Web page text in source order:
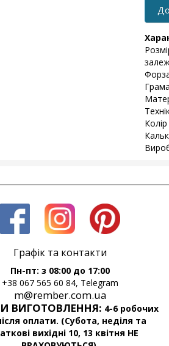
Графік та контакти
Пн-пт: з 08:00 до 17:00
+38 067 565 60 84, Telegram
m@rember.com.ua
ВИГОТОВЛЕННЯ: 4-6 робочих
оплати. (Субота, неділя та
вихідні 10, 13 квітня НЕ